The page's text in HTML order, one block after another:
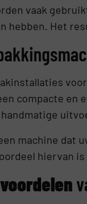
vaak
hebben. Het
compacte en
machine dat
hiervan
voordelen